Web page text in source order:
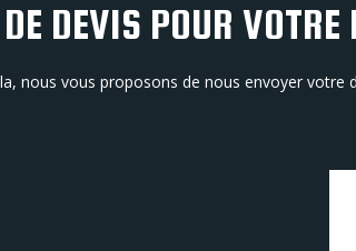
DEVIS POUR
nous vous proposons de nous envoyer votre